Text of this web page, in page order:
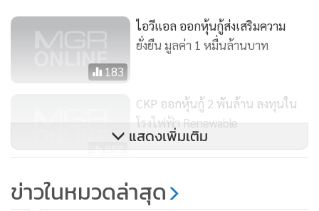
183
ไอวีแอล ออกหุ้นกู้ส่งเสริมความ
ยั่งยืน มูลค่า 1 หมื่นล้านบาท
858
CKP ออกหุ้นกู้ 2 พันล้าน ลงทุนใน
โรงไฟฟ้า Renewable
ตลาดหลักทรัพย์เอ็ม เอ ไอ วันที่ 8
แสดงเพิ่มเติม
ข่าวในหมวดล่าสุด